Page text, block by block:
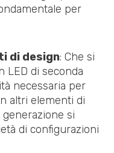
per
di design: Che si
LED di seconda
necessaria per
altri elementi di
si
di configurazioni